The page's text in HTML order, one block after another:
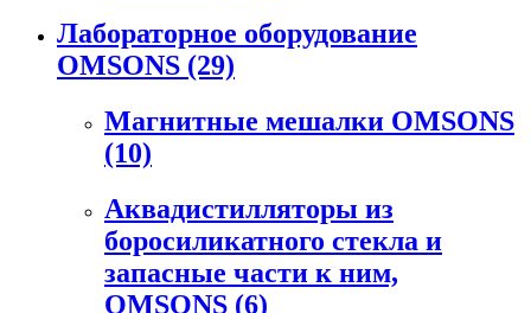
Лабораторное оборудование
OMSONS (29)
Магнитные мешалки OMSONS
(10)
Аквадистилляторы из
боросиликатного стекла и
запасные части к ним,
OMSONS (6)